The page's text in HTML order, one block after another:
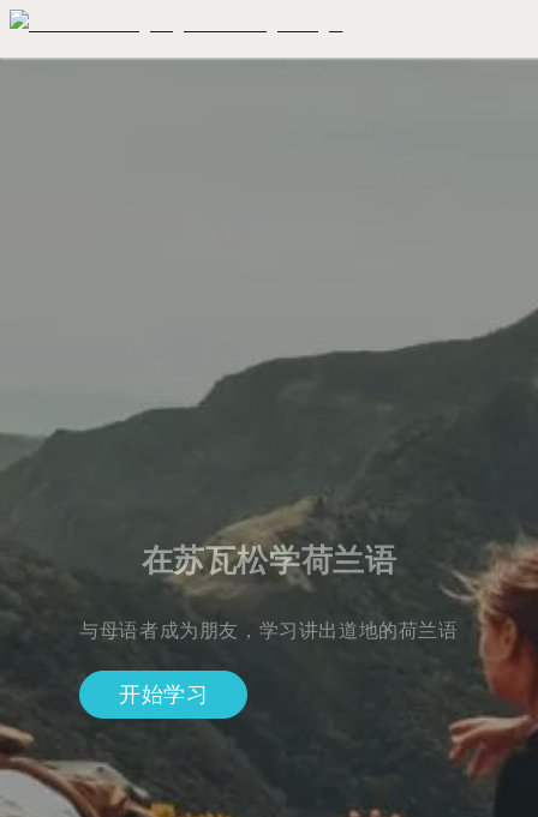
在苏瓦松学荷兰语
与母语者成为朋友，学习讲出道地的荷兰语
开始学习